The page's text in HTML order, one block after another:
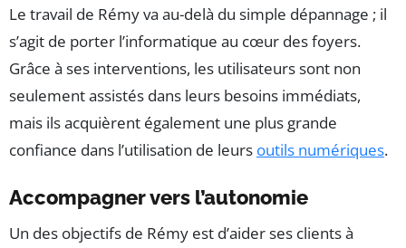
Le travail de Rémy va au-delà du simple dépannage ; il
s’agit de porter l’informatique au cœur des foyers.
Grâce à ses interventions, les utilisateurs sont non
seulement assistés dans leurs besoins immédiats,
mais ils acquièrent également une plus grande
confiance dans l’utilisation de leurs outils numériques.
Accompagner vers l’autonomie
Un des objectifs de Rémy est d’aider ses clients à